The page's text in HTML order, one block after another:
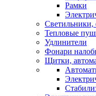
Рамки
Светильники,
Тепловые
Удлинители
Фонари
Щитки,